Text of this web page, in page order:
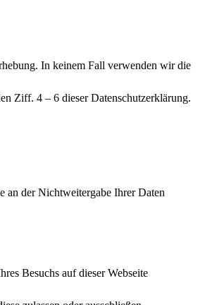
In keinem Fall verwenden wir die
Ziff. 4 – 6 dieser Datenschutzerklärung.
an der Nichtweitergabe Ihrer Daten
Besuchs auf dieser Webseite